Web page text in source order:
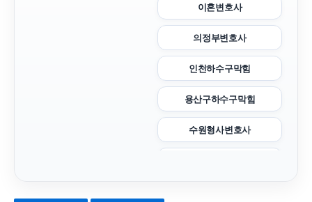
이혼변호사
의정부변호사
인천하수구막힘
용산구하수구막힘
수원형사변호사